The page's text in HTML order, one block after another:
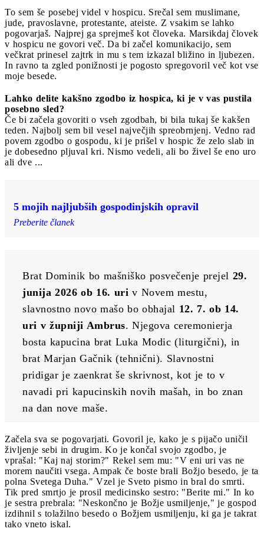
To sem še posebej videl v hospicu. Srečal sem muslimane,
jude, pravoslavne, protestante, ateiste. Z vsakim se lahko
pogovarjaš. Najprej ga sprejmeš kot človeka. Marsikdaj človek
v hospicu ne govori več. Da bi začel komunikacijo, sem
večkrat prinesel zajtrk in mu s tem izkazal bližino in ljubezen.
In ravno ta zgled ponižnosti je pogosto spregovoril več kot vse
moje besede.
Lahko delite kakšno zgodbo iz hospica, ki je v vas pustila
posebno sled?
Če bi začela govoriti o vseh zgodbah, bi bila tukaj še kakšen
teden. Najbolj sem bil vesel največjih spreobrnjenj. Vedno rad
povem zgodbo o gospodu, ki je prišel v hospic že zelo slab in
je dobesedno pljuval kri. Nismo vedeli, ali bo živel še eno uro
ali dve ...
5 mojih najljubših gospodinjskih opravil
Preberite članek
Brat Dominik bo mašniško posvečenje prejel 29.
junija 2026 ob 16. uri v Novem mestu,
slavnostno novo mašo bo obhajal 12. 7. ob 14.
uri v župniji Ambrus. Njegova ceremonierja
bosta kapucina brat Luka Modic (liturgični), in
brat Marjan Gačnik (tehnični). Slavnostni
pridigar je zaenkrat še skrivnost, kot je to v
navadi pri kapucinskih novih mašah, in bo znan
na dan nove maše.
Začela sva se pogovarjati. Govoril je, kako je s pijačo uničil
življenje sebi in drugim. Ko je končal svojo zgodbo, je
vprašal: "Kaj naj storim?" Rekel sem mu: "V eni uri vas ne
morem naučiti vsega. Ampak če boste brali Božjo besedo, je ta
polna Svetega Duha." Vzel je Sveto pismo in bral do smrti.
Tik pred smrtjo je prosil medicinsko sestro: "Berite mi." In ko
je sestra prebrala: "Neskončno je Božje usmiljenje," je gospod
izdihnil s tolažilno besedo o Božjem usmiljenju, ki ga je takrat
tako vneto iskal.